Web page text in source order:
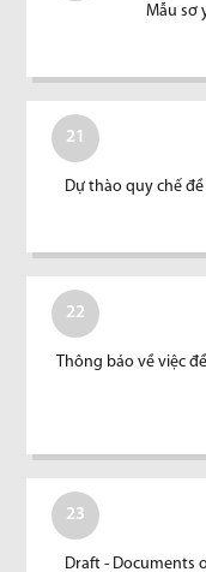
Mẫu sơ
21
Dự thào quy chế
22
Thông báo về việc
23
Draft - Documents